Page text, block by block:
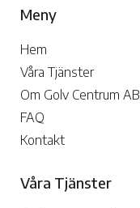
Meny
Hem
Våra Tjänster
Om Golv Centrum AB
FAQ
Kontakt
Våra Tjänster